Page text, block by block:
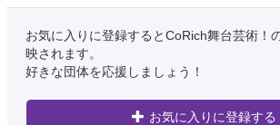
お気に入りに登録するとCoRich舞台芸術！
映されます。
好きな団体を応援しましょう！
お気に入りに登録する